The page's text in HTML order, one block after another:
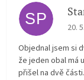
SP The
20.
Objednal jsem si
že jeden obal má
přišel na dvě